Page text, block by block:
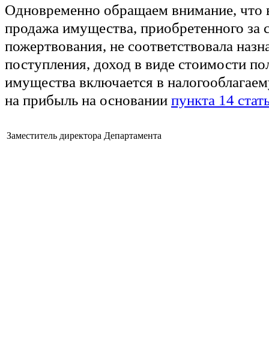
Одновременно обращаем внимание, что
продажа имущества, приобретенного за
пожертвования, не соответствовала
поступления, доход в виде стоимости
имущества включается в
на прибыль на основании пункта 14
Заместитель директора Департамента